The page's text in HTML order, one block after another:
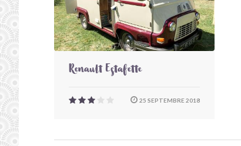
Renault Estafette
25 SEPTEMBRE 2018